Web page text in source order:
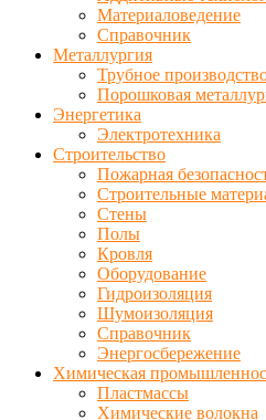
Материаловедение
Справочник
Металлургия
Трубное
Порошковая
Энергетика
Электротехника
Строительство
Пожарная
Строительные
Стены
Полы
Кровля
Оборудование
Гидроизоляция
Шумоизоляция
Справочник
Энергосбережение
Химическая
Пластмассы
Химические волокна